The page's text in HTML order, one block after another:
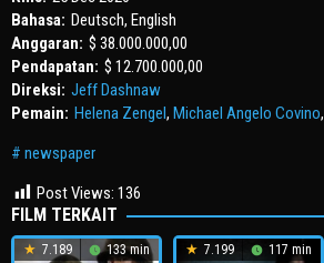
Bahasa: Deutsch, English
Anggaran: $ 38.000.000,00
Pendapatan: $ 12.700.000,00
Direksi: Jeff Dashnaw
Pemain: Helena Zengel , Michael Angelo Covino,
newspaper
Post Views: 136
FILM TERKAIT
7.189 133 min 7.199 117 min